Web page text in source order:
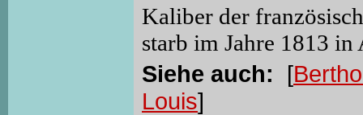
Kaliber der
starb im Jahre 1813
Siehe auch: [
Louis]